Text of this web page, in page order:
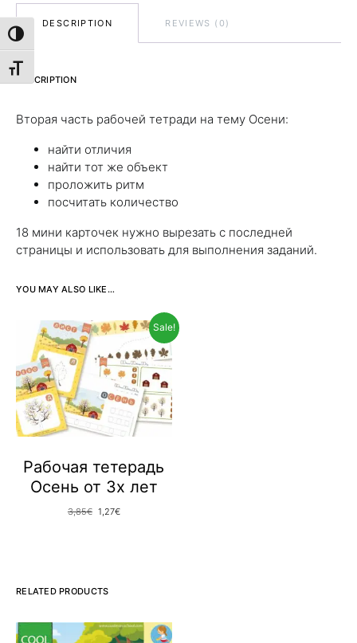
TOGGLE HIGH CONTRAST
TOGGLE FONT SIZE
DESCRIPTION REVIEWS (0)
DESCRIPTION
Вторая часть рабочей тетради на тему Осени:
найти отличия
найти тот же объект
проложить ритм
посчитать количество
18 мини карточек нужно вырезать с последней
страницы и использовать для выполнения заданий.
YOU MAY ALSO LIKE…
Sale!
Рабочая тетерадь
Осень от 3х лет
3,85€ Original price was: 3,85€.
1,27€Current price is: 1,27€.
RELATED PRODUCTS